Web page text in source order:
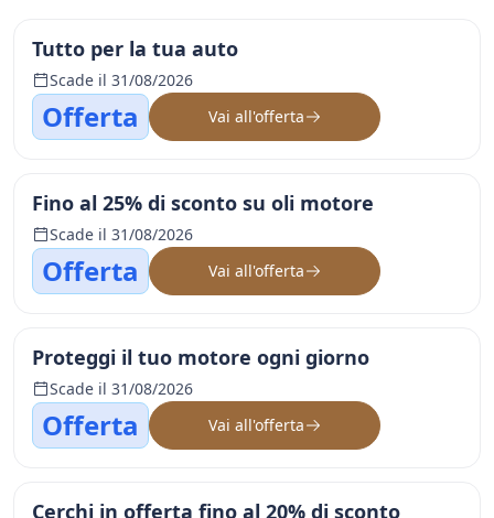
Tutto per la tua auto
Scade il 31/08/2026
Offerta Vai all'offerta
Fino al 25% di sconto su oli motore
Scade il 31/08/2026
Offerta Vai all'offerta
Proteggi il tuo motore ogni giorno
Scade il 31/08/2026
Offerta Vai all'offerta
Cerchi in offerta fino al 20% di sconto